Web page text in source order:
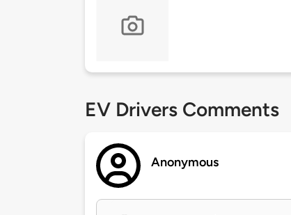
EV Drivers Comments
Anonymous